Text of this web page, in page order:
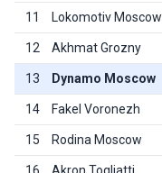
11 Lokomotiv Moscow
12 Akhmat Grozny
13 Dynamo Moscow
14 Fakel Voronezh
15 Rodina Moscow
16 Akron Togliatti